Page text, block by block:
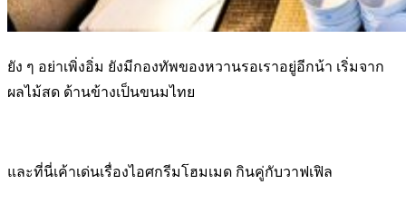
ยัง ๆ อย่าเพิ่งอิ่ม ยังมีกองทัพของหวานรอเราอยู่อีกน้า เริ่มจาก
ผลไม้สด ด้านข้างเป็นขนมไทย
และที่นี่เค้าเด่นเรื่องไอศกรีมโฮมเมด กินคู่กับวาฟเฟิล